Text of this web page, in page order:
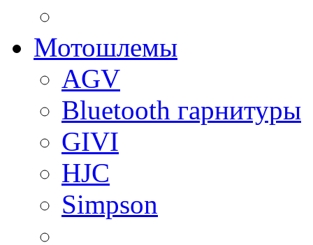
Мотошлемы
AGV
Bluetooth гарнитуры
GIVI
HJC
Simpson